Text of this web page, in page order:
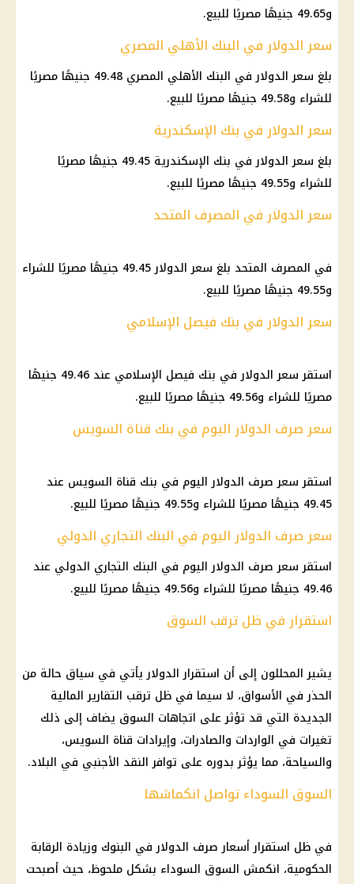
و49.65 جنيهًا مصريًا للبيع.
سعر الدولار في البنك الأهلي المصري
بلغ سعر الدولار في البنك الأهلي المصري 49.48 جنيهًا مصريًا
للشراء و49.58 جنيهًا مصريًا للبيع.
سعر الدولار في بنك الإسكندرية
بلغ سعر الدولار في بنك الإسكندرية 49.45 جنيهًا مصريًا
للشراء و49.55 جنيهًا مصريًا للبيع.
سعر الدولار في المصرف المتحد
في المصرف المتحد بلغ سعر الدولار 49.45 جنيهًا مصريًا للشراء
و49.55 جنيهًا مصريًا للبيع.
سعر الدولار في بنك فيصل الإسلامي
استقر سعر الدولار في بنك فيصل الإسلامي عند 49.46 جنيهًا
مصريًا للشراء و49.56 جنيهًا مصريًا للبيع.
سعر صرف الدولار اليوم في بنك قناة السويس
استقر سعر صرف الدولار اليوم في بنك قناة السويس عند
49.45 جنيهًا مصريًا للشراء و49.55 جنيهًا مصريًا للبيع.
سعر صرف الدولار اليوم في البنك التجاري الدولي
استقر سعر صرف الدولار اليوم في البنك التجاري الدولي عند
49.46 جنيهًا مصريًا للشراء و49.56 جنيهًا مصريًا للبيع.
استقرار في ظل ترقب السوق
يشير المحللون إلى أن استقرار الدولار يأتي في سياق حالة من
الحذر في الأسواق، لا سيما في ظل ترقب التقارير المالية
الجديدة التي قد تؤثر على اتجاهات السوق يضاف إلى ذلك
تغيرات في الواردات والصادرات، وإيرادات قناة السويس،
والسياحة، مما يؤثر بدوره على توافر النقد الأجنبي في البلاد.
السوق السوداء تواصل انكماشها
في ظل استقرار أسعار صرف الدولار في البنوك وزيادة الرقابة
الحكومية، انكمش السوق السوداء بشكل ملحوظ، حيث أصبحت